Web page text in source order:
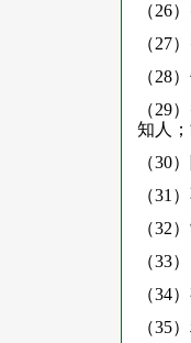
（26
（27
（28
（29
知人
（30
（31
（32
（33
（34
（35